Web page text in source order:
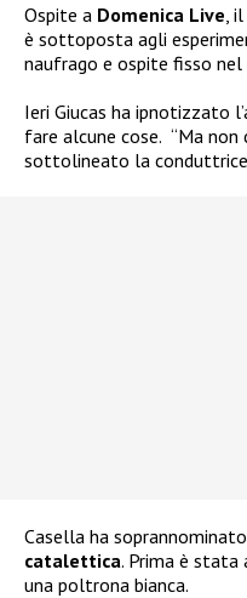
Ospite a Domenica Live ,
è sottoposta agli
naufrago e ospite fisso nel
Ieri Giucas ha ipnotizzato
fare alcune cose. “Ma non
sottolineato la
Casella ha
catalettica. Prima è stata
una poltrona bianca.